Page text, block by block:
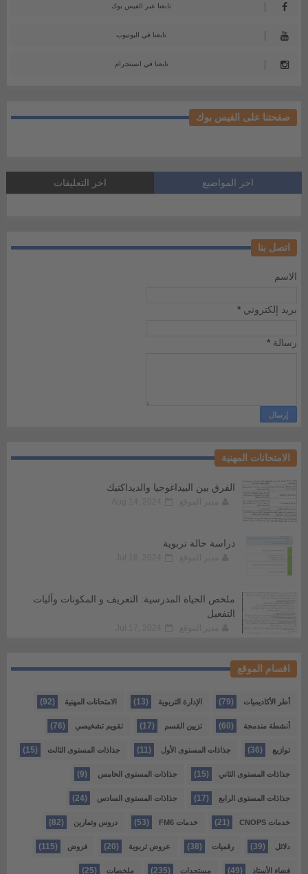
تابعنا عبر الفيس بوك
تابعنا في اليوتيوب
تابعنا في انستجرام
صفحتنا على الفيس بوك
اخر المواضيع اخر التعليقات
اتصل بنا
الاسم
بريد إلكتروني *
رسالة *
الامتحانات المهنية
الفرق بين البيداغوجيا والديداكتيك
دراسة حالة تربوية
ملخص الحياة المدرسية: التعريف و المكونات وآليات
التفعيل
اقسام الموقع
أطر الأكاديميات (79) الإدارة التربوية (13) الامتحانات المهنية (92)
أنشطة مندمجة (60) تزيين القسم (17) تقويم تشخيصي (76)
توازيع (36) جذاذات المستوى الأول (11) جذاذات المستوى الثالث (15)
جذاذات المستوى الثاني (15) جذاذات المستوى الخامس (9)
جذاذات المستوى الرابع (17) جذاذات المستوى السادس (24)
خدمات CNOPS (21) خدمات FM6 (53) دروس وتمارين (82)
دلائل (39) رقميات (38) عروض تربوية (20) فروض (115)
فضاء الأستاذ (49) مستجدات (235) ملخصات (25)